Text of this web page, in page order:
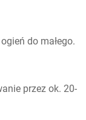
do małego.
przez ok. 20-